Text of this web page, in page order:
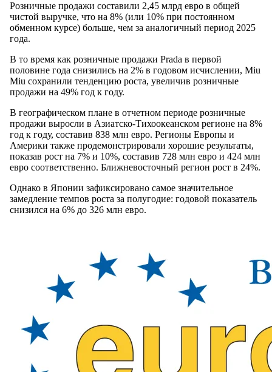
Розничные продажи составили 2,45 млрд евро в общей
чистой выручке, что на 8% (или 10% при постоянном
обменном курсе) больше, чем за аналогичный период 2025
года.
В то время как розничные продажи Prada в первой
половине года снизились на 2% в годовом исчислении, Miu
Miu сохранили тенденцию роста, увеличив розничные
продажи на 49% год к году.
В географическом плане в отчетном периоде розничные
продажи выросли в Азиатско-Тихоокеанском регионе на 8%
год к году, составив 838 млн евро. Регионы Европы и
Америки также продемонстрировали хорошие результаты,
показав рост на 7% и 10%, составив 728 млн евро и 424 млн
евро соответственно. Ближневосточный регион рост в 24%.
Однако в Японии зафиксировано самое значительное
замедление темпов роста за полугодие: годовой показатель
снизился на 6% до 326 млн евро.